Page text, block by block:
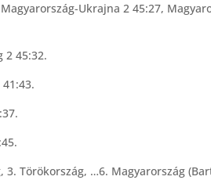
Magyarország-Ukrajna 2 45:27,
2 45:32.
3. Törökország, …6. Magyarország